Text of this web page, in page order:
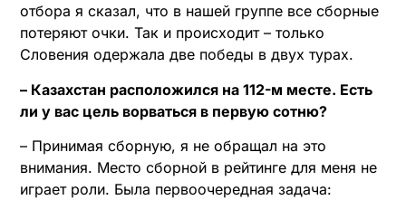
отбора я сказал, что в нашей группе все сборные
потеряют очки. Так и происходит – только
Словения одержала две победы в двух турах.
– Казахстан расположился на 112-м месте. Есть
ли у вас цель ворваться в первую сотню?
– Принимая сборную, я не обращал на это
внимания. Место сборной в рейтинге для меня не
играет роли. Была первоочередная задача: